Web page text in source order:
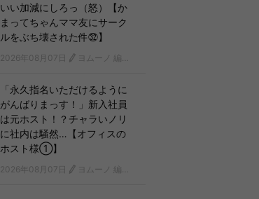
いい加減にしろっ（怒）【か
まってちゃんママ友にサーク
ルをぶち壊された件㉜】
2026年08月07日 ヨムーノ 編集部 漫画チーム
「永久指名いただけるように
がんばりまっす！」新入社員
は元ホスト！？チャラいノリ
に社内は騒然…【オフィスの
ホスト様①】
2026年08月07日 ヨムーノ 編集部 漫画チーム